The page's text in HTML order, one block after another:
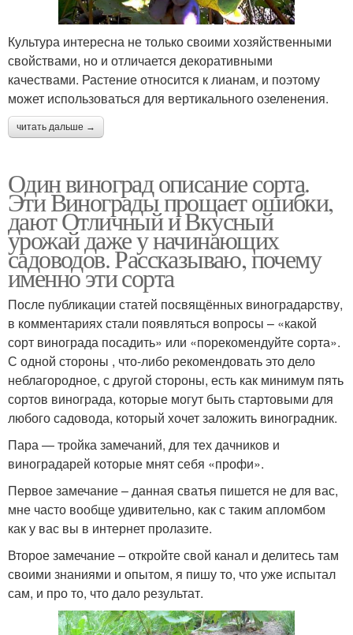
Культура интересна не только своими хозяйственными
свойствами, но и отличается декоративными
качествами. Растение относится к лианам, и поэтому
может использоваться для вертикального озеленения.
читать дальше →
Один виноград описание сорта.
Эти Винограды прощает ошибки,
дают Отличный и Вкусный
урожай даже у начинающих
садоводов. Рассказываю, почему
именно эти сорта
После публикации статей посвящённых виноградарству,
в комментариях стали появляться вопросы – «какой
сорт винограда посадить» или «порекомендуйте сорта».
С одной стороны , что-либо рекомендовать это дело
неблагородное, с другой стороны, есть как минимум пять
сортов винограда, которые могут быть стартовыми для
любого садовода, который хочет заложить виноградник.
Пара — тройка замечаний, для тех дачников и
виноградарей которые мнят себя «профи».
Первое замечание – данная сватья пишется не для вас,
мне часто вообще удивительно, как с таким апломбом
как у вас вы в интернет пролазите.
Второе замечание – откройте свой канал и делитесь там
своими знаниями и опытом, я пишу то, что уже испытал
сам, и про то, что дало результат.